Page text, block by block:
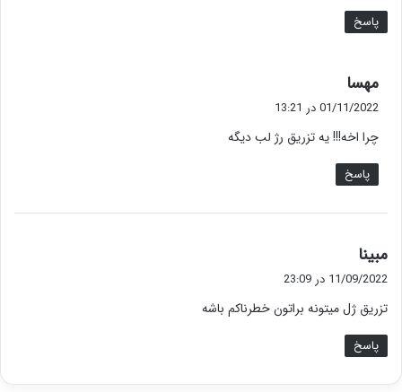
پاسخ
مهسا
ف
:
01/11/2022 در 13:21
چرا اخه!!! یه تزریق رژ لب دیگه
پاسخ
مبینا
ف
:
11/09/2022 در 23:09
تزریق ژل میتونه براتون خطرناکم باشه
پاسخ